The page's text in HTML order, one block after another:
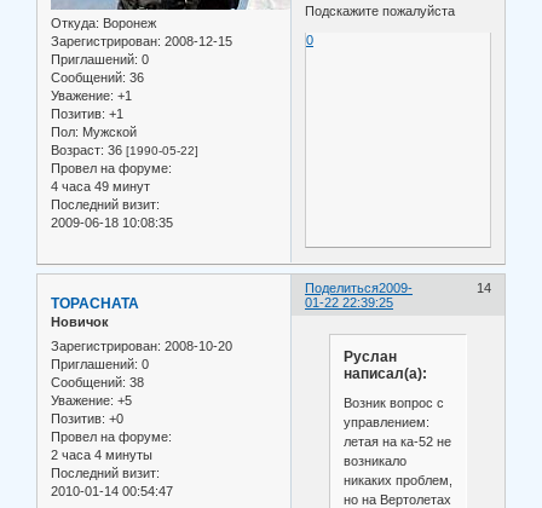
Откуда: Воронеж
Зарегистрирован: 2008-12-15
Приглашений: 0
Сообщений: 36
Уважение: +1
Позитив: +1
Пол: Мужской
Возраст: 36 [1990-05-22]
Провел на форуме:
4 часа 49 минут
Последний визит:
2009-06-18 10:08:35
Подскажите пожалуйста
0
Поделиться 14
2009-
01-22 22:39:25
TOPACHATA
Новичок
Зарегистрирован: 2008-10-20
Приглашений: 0
Сообщений: 38
Уважение: +5
Позитив: +0
Провел на форуме:
2 часа 4 минуты
Последний визит:
2010-01-14 00:54:47
Руслан
написал(а):
Возник вопрос с
управлением:
летая на ка-52 не
возникало
никаких проблем,
но на Вертолетах